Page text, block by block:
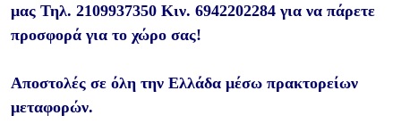
μας Τηλ. 2109937350 Κιν. 6942202284 για να πάρετε
προσφορά για το χώρο σας!
Αποστολές σε όλη την Ελλάδα μέσω πρακτορείων
μεταφορών.